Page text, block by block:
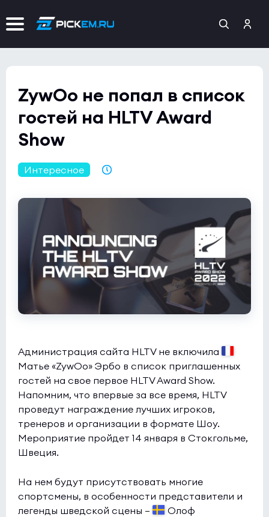
ZywOo не попал в список
гостей на HLTV Award
Show
Интересное
Администрация сайта HLTV не включила
Матье «ZywOo» Эрбо в список приглашенных
гостей на свое первое HLTV Award Show.
Напомним, что впервые за все время, HLTV
проведут награждение лучших игроков,
тренеров и организации в формате Шоу.
Мероприятие пройдет 14 января в Стокгольме,
Швеция.
На нем будут присутствовать многие
спортсмены, в особенности представители и
легенды шведской сцены —
Олоф